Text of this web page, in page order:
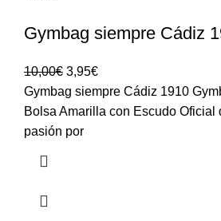
Gymbag siempre Cádiz
10,00€ 3,95€
Gymbag siempre Cádiz 1910
Bolsa Amarilla con Escudo Oficial
pasión por